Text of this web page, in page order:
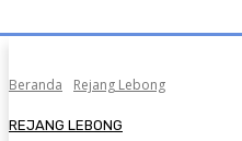
Beranda Rejang Lebong
REJANG LEBONG